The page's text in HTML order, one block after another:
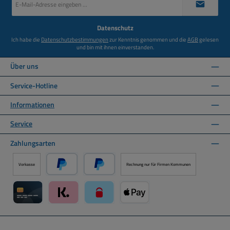
Mail-
Datenschutz
Ich habe die Datenschutzbestimmungenzur Kenntnis genommen und dieAGBgelesen
und bin mit ihnen einverstanden.
Über uns
Service-Hotline
Informationen
Service
Zahlungsarten
Vorkasse
PayPal Später Bezahlen über PayPal
Rechnung nur für Firmen Kommunen